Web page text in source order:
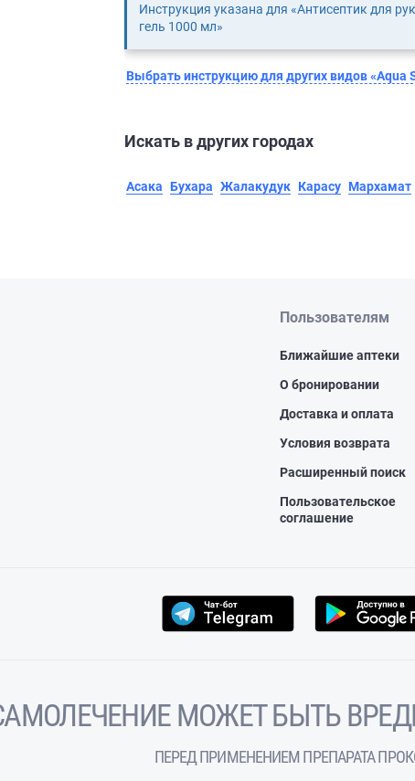
Инструкция указана для «Антисептик для
гель 1000 мл»
Выбрать инструкцию для других видов «Aqua
Искать в других городах
Асака Бухара Жалакудук Карасу Мархамат
Пользователям
Ближайшие аптеки
О бронировании
Доставка и оплата
Условия возврата
Расширенный поиск
Пользовательское
соглашение
МОЖЕТ БЫТЬ
ПЕРЕД ПРИМЕНЕНИЕМ ПРЕПАРАТА